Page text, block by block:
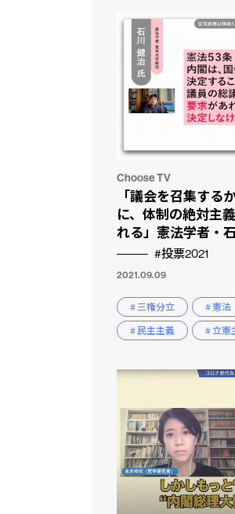
Choose TV
「議会を召集する
に、体制の絶対主
れる」憲法学者・
#投票2021
2021.09.09
# 三権分立 # 憲法
# 民主主義
# 立憲